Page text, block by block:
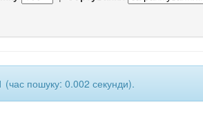
(час пошуку: 0.002 секунди).